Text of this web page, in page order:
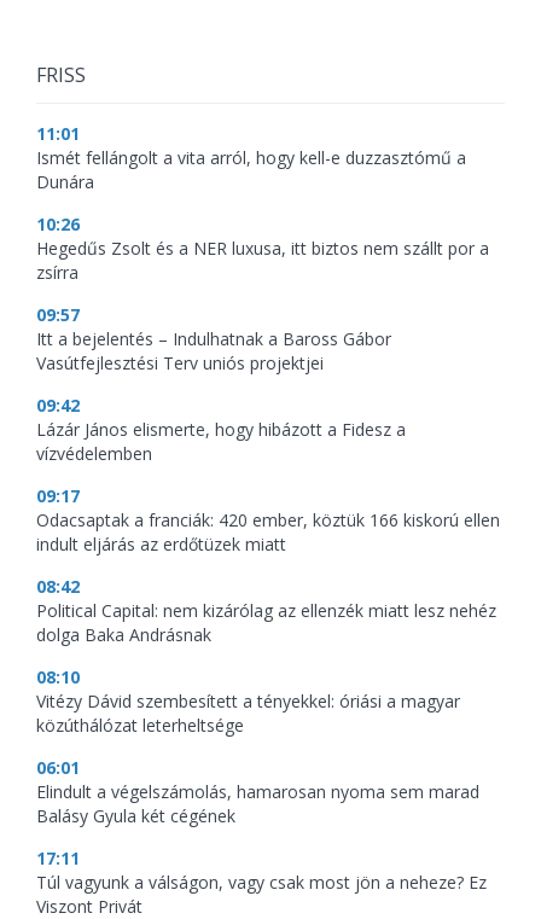
FRISS
11:01
Ismét fellángolt a vita arról, hogy kell-e duzzasztómű a
Dunára
10:26
Hegedűs Zsolt és a NER luxusa, itt biztos nem szállt por a
zsírra
09:57
Itt a bejelentés – Indulhatnak a Baross Gábor
Vasútfejlesztési Terv uniós projektjei
09:42
Lázár János elismerte, hogy hibázott a Fidesz a
vízvédelemben
09:17
Odacsaptak a franciák: 420 ember, köztük 166 kiskorú ellen
indult eljárás az erdőtüzek miatt
08:42
Political Capital: nem kizárólag az ellenzék miatt lesz nehéz
dolga Baka Andrásnak
08:10
Vitézy Dávid szembesített a tényekkel: óriási a magyar
közúthálózat leterheltsége
06:01
Elindult a végelszámolás, hamarosan nyoma sem marad
Balásy Gyula két cégének
17:11
Túl vagyunk a válságon, vagy csak most jön a neheze? Ez
Viszont Privát